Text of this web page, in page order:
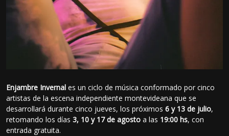
Enjambre Invernal es un ciclo de música conformado por cinco
artistas de la escena independiente montevideana que se
desarrollará durante cinco jueves, los próximos6 y 13 de julio,
retomando los días3, 10 y 17 de agosto a las 19:00 hs, con
entrada gratuita.